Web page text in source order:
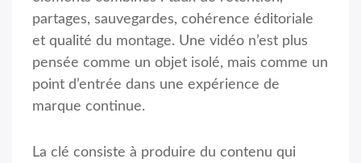
partages, sauvegardes, cohérence éditoriale
et qualité du montage. Une vidéo n’est plus
pensée comme un objet isolé, mais comme un
point d’entrée dans une expérience de
marque continue.
La clé consiste à produire du contenu qui